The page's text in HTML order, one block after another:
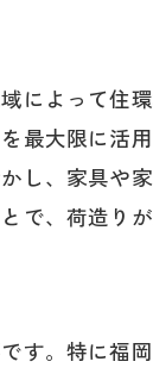
物の準備方法
前に確認し
した移動計画
県に特化し
よって住
最大限に活
し、家具や
、荷造り
す。特に福